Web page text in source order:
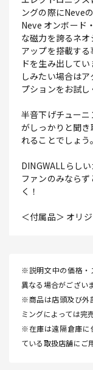
ングの際にNeve
Neve オンボード
な磁力を誇るネ
アップを搭載す
ドを生み出して
しみたい場合は
プションをお試し
半音下げチュー
がしっかりと聞
れることでしょう。
DINGWALLらし
ファンのみなら
く！
＜付属品＞ オリ
※説明文中の価格・
異なる場合がございま
※商品は店頭及び外
ミングによっては完
※在庫は遠隔倉庫に
ている取扱店舗にご